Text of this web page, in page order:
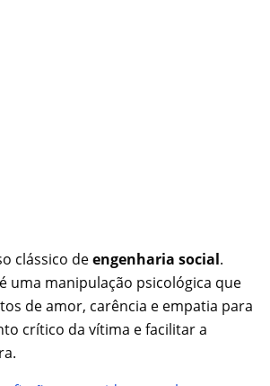
clássico deengenharia social.
uma manipulação psicológica que
de amor, carência e empatia para
crítico da vítima e facilitar a